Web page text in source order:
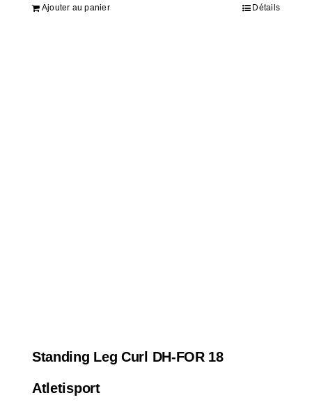
Ajouter au panier Détails
Standing Leg Curl DH-FOR 18
Atletisport